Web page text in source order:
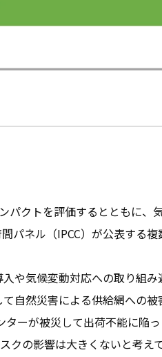
クトを評価するとともに、
パネル（IPCC）が公表する
や気候変動対応への取り組
自然災害による供給網への
ーが被災して出荷不能に陥
の影響は大きくないと考えて